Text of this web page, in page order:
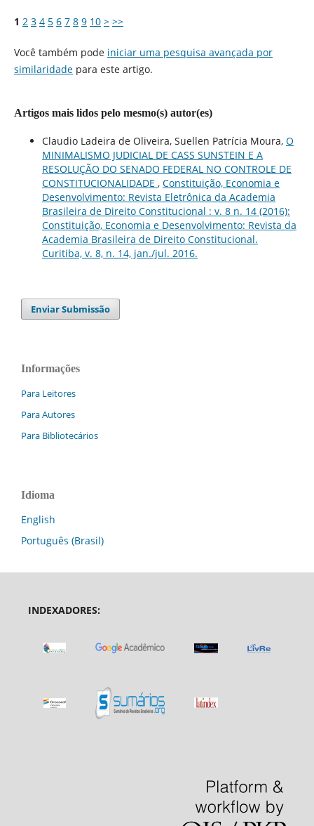
1 2 3 4 5 6 7 8 9 10 > >>
Você também pode iniciar uma pesquisa avançada por
similaridadepara este artigo.
Artigos mais lidos pelo mesmo(s) autor(es)
Claudio Ladeira de Oliveira, Suellen Patrícia Moura, O
MINIMALISMO JUDICIAL DE CASS SUNSTEIN E A
RESOLUÇÃO DO SENADO FEDERAL NO CONTROLE DE
CONSTITUCIONALIDADE , Constituição, Economia e
Desenvolvimento: Revista Eletrônica da Academia
Brasileira de Direito Constitucional : v. 8 n. 14 (2016):
Constituição, Economia e Desenvolvimento: Revista da
Academia Brasileira de Direito Constitucional.
Curitiba, v. 8, n. 14, jan./jul. 2016.
Enviar Submissão
Informações
Para Leitores
Para Autores
Para Bibliotecários
Idioma
English
Português (Brasil)
INDEXADORES: